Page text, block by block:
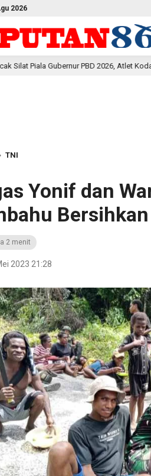
2026
Atlet Kodam XVIII Kasuari Torehkan
TNI
Yonif dan
2 menit
2023 21:28